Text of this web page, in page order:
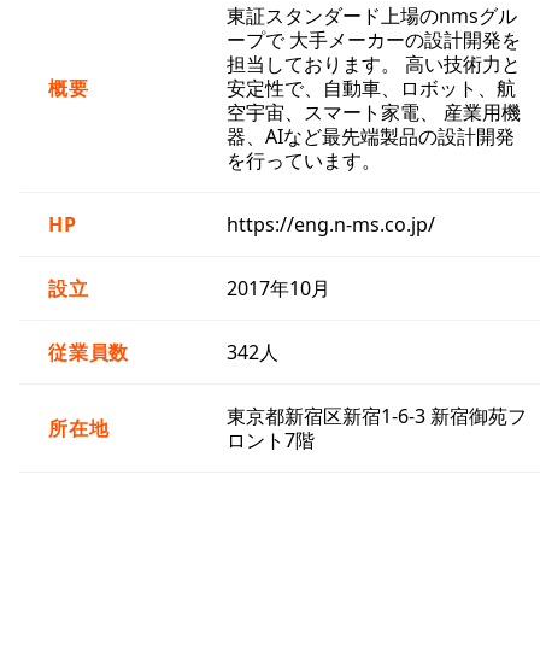
概要
東証スタンダード上場のnmsグル
ープで 大手メーカーの設計開発を
担当しております。 高い技術力と
安定性で、自動車、ロボット、航
空宇宙、スマート家電、 産業用機
器、AIなど最先端製品の設計開発
を行っています。
HP https://eng.n-ms.co.jp/
設立 2017年10月
従業員数 342人
所在地
東京都新宿区新宿1-6-3 新宿御苑フ
ロント7階